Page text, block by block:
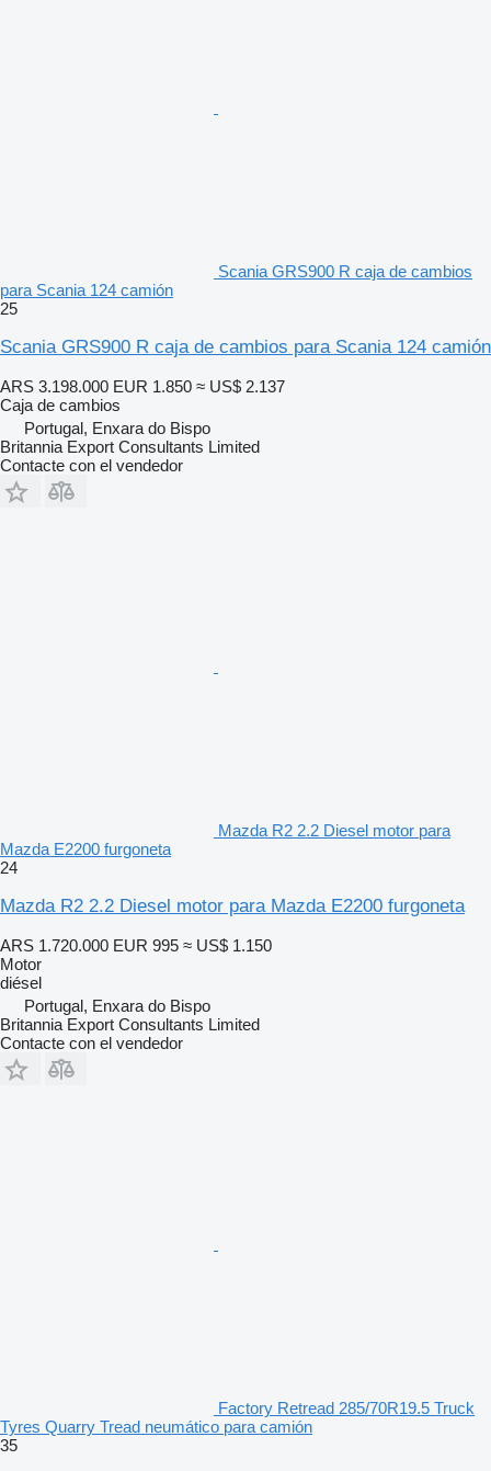
Scania GRS900 R caja de cambios
para Scania 124 camión
25
Scania GRS900 R caja de cambios para Scania 124 camión
ARS 3.198.000 EUR 1.850 ≈ US$ 2.137
Caja de cambios
Portugal, Enxara do Bispo
Britannia Export Consultants Limited
Contacte con el vendedor
Mazda R2 2.2 Diesel motor para
Mazda E2200 furgoneta
24
Mazda R2 2.2 Diesel motor para Mazda E2200 furgoneta
ARS 1.720.000 EUR 995 ≈ US$ 1.150
Motor
diésel
Portugal, Enxara do Bispo
Britannia Export Consultants Limited
Contacte con el vendedor
Factory Retread 285/70R19.5 Truck
Tyres Quarry Tread neumático para camión
35